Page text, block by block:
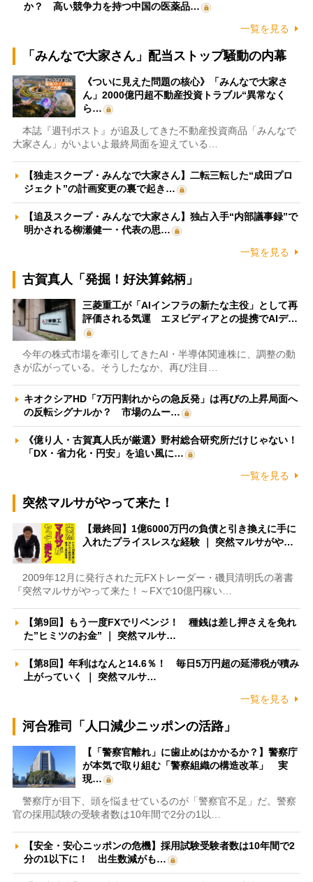
か？ 高い競争力を持つ中国の医薬品…
一覧を見る
「みんなで大家さん」配当ストップ騒動の内幕
《ついに見えた問題の核心》「みんなで大家さ
ん」2000億円超不動産投資トラブル“異常なく
ら…
本誌『週刊ポスト』が追及してきた不動産投資商品「みんなで
大家さん」がいよいよ最終局面を迎えている…
【独走スクープ・みんなで大家さん】二転三転した“成田プロ
ジェクト”の計画変更の裏で起き…
【追及スクープ・みんなで大家さん】独占入手“内部議事録”で
明かされる柳瀬健一・代表の思…
一覧を見る
古賀真人「発掘！好決算銘柄」
三菱重工が「AIインフラの新たな主役」として再
評価される気運 エヌビディアとの提携でAIデ…
今年の株式市場を牽引してきたAI・半導体関連株に、調整の動
きが広がっている。そうしたなか、再び注目…
キオクシアHD「7万円割れからの急反発」は再びの上昇局面へ
の反転シグナルか？ 市場のムー…
《億り人・古賀真人氏が厳選》野村総合研究所だけじゃない！
「DX・省力化・円安」を追い風に…
一覧を見る
突然マルサがやって来た！
【最終回】1億6000万円の負債と引き換えに手に
入れたプライスレスな経験 ｜ 突然マルサがや…
2009年12月に発行された元FXトレーダー・磯貝清明氏の著書
『突然マルサがやって来た！～FXで10億円稼い…
【第9回】もう一度FXでリベンジ！ 種銭は差し押さえを免れ
た”ヒミツのお金” ｜ 突然マルサ…
【第8回】年利はなんと14.6％！ 毎日5万円超の延滞税が積み
上がっていく ｜ 突然マルサ…
一覧を見る
河合雅司「人口減少ニッポンの活路」
【「警察官離れ」に歯止めはかかるか？】警察庁
が本気で取り組む「警察組織の構造改革」 実
現…
警察庁が目下、頭を悩ませているのが「警察官不足」だ。警察
官の採用試験の受験者数は10年間で2分の1以…
【安全・安心ニッポンの危機】採用試験受験者数は10年間で2
分の1以下に！ 出生数減がも…